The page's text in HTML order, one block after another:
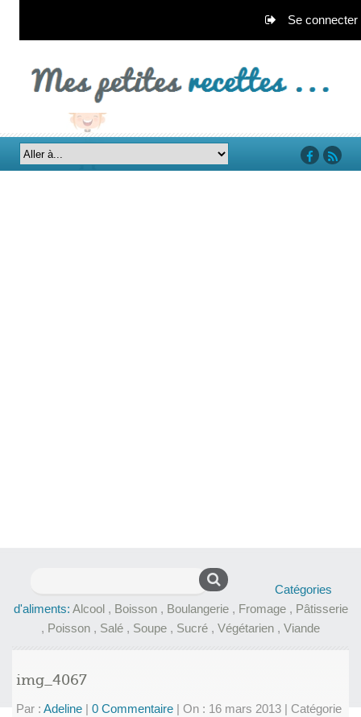
Se connecter
Catégories
d'aliments: Alcool , Boisson, Boulangerie, Fromage, Pâtisserie
, Poisson , Salé , Soupe , Sucré , Végétarien , Viande
img_4067
Par : Adeline 0 Commentaire On : 16 mars 2013
Catégorie